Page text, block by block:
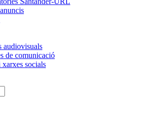
audiovisuals
de comunicació
socials